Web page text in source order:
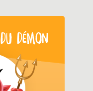
DÉMON